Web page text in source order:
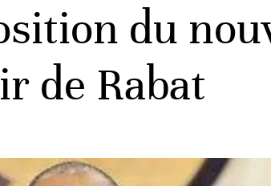
du
de Rabat